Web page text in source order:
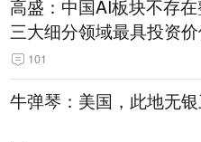
高盛：中国AI板块不存
三大细分领域最具投资
101
牛弹琴：美国，此地无